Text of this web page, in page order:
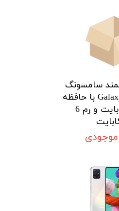
سامسونگ
مدل Galaxy M31s با حافظه
128 گیگابایت و رم 6
موجودی